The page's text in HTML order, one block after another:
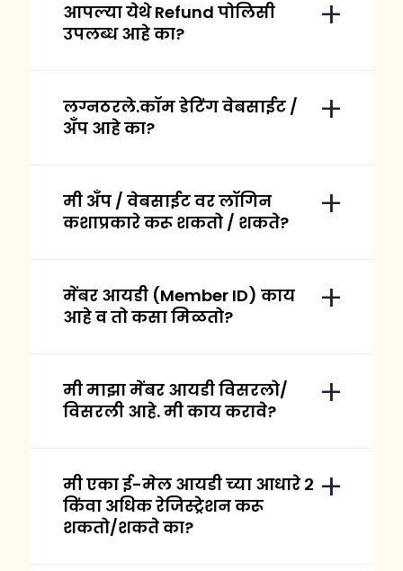
आपल्या येथे Refund पोलिसी
उपलब्ध आहे का?
लग्नठरले.कॉम डेटिंग वेबसाईट /
अँप आहे का?
मी अँप / वेबसाईट वर लॉगिन
कशाप्रकारे करू शकतो / शकते?
मेंबर आयडी (Member ID) काय
आहे व तो कसा मिळतो?
मी माझा मेंबर आयडी विसरलो/
विसरली आहे. मी काय करावे?
मी एका ई-मेल आयडी च्या आधारे २
किंवा अधिक रेजिस्ट्रेशन करू
शकतो/शकते का?